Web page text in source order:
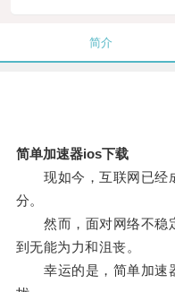
简介
简单加速器ios下载
现如今，互联网已经
分。
然而，面对网络不稳
到无能为力和沮丧。
幸运的是，简单加速